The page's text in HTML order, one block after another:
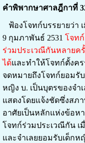
คำพิพากษาศาลฎีกาที่
ฟ้องโจทก์บรรยายว่า
9 กุมภาพันธ์ 2531 โจท
ร่วมประเวณีกันหลายค
ได้และทำให้โจทก์ตั้งคร
จดหมายถึงโจทก์ยอมรั
หญิง บ. เป็นบุตรของจำ
แสดงโดยแจ้งชัดซึ่งสภ
อาศัยเป็นหลักแห่งข้อหา
โจทก์ร่วมประเวณีกัน เ
และจำเลยยอมรับเด็กห